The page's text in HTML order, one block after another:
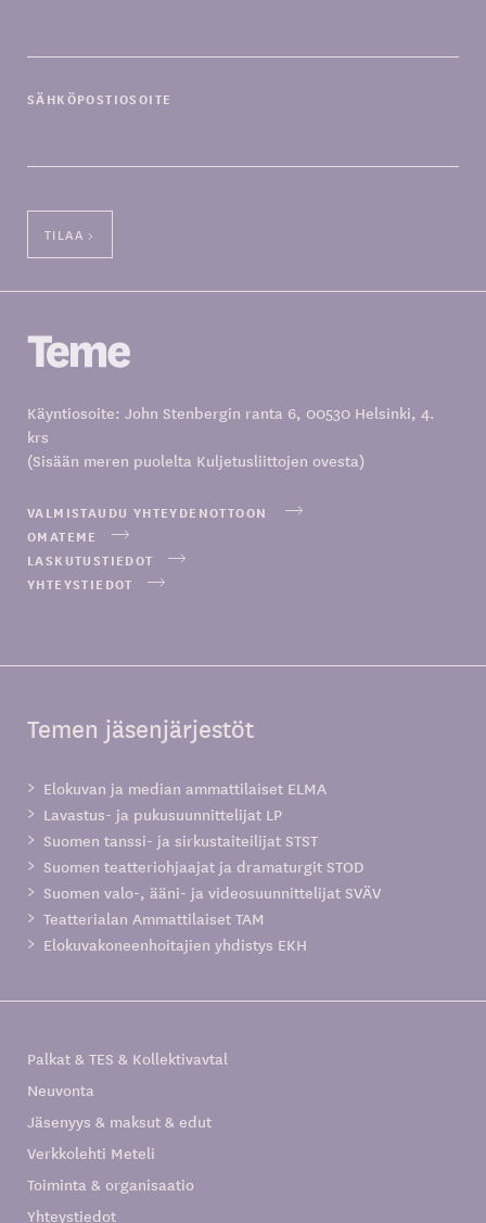
SÄHKÖPOSTIOSOITE
Käyntiosoite: John Stenbergin ranta 6, 00530 Helsinki, 4.
krs
(Sisään meren puolelta Kuljetusliittojen ovesta)
VALMISTAUDU YHTEYDENOTTOON
OMATEME
LASKUTUSTIEDOT
YHTEYSTIEDOT
Temen jäsenjärjestöt
Elokuvan ja median ammattilaiset ELMA
Lavastus- ja pukusuunnittelijat LP
Suomen tanssi- ja sirkustaiteilijat STST
Suomen teatteriohjaajat ja dramaturgit STOD
Suomen valo-, ääni- ja videosuunnittelijat SVÄV
Teatterialan Ammattilaiset TAM
Elokuvakoneenhoitajien yhdistys EKH
Palkat & TES & Kollektivavtal
Neuvonta
Jäsenyys & maksut & edut
Verkkolehti Meteli
Toiminta & organisaatio
Yhteystiedot